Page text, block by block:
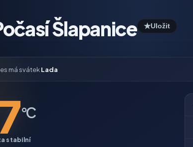
Šlapanice ★Uložit
má svátekLada
°C
stabilní